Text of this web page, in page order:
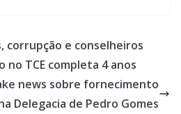
corrupção e conselheiros
no TCE completa 4 anos
news sobre fornecimento
Delegacia de Pedro Gomes